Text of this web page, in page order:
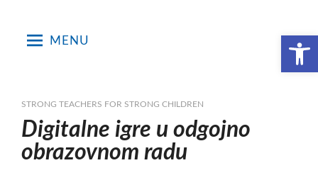
Open toolbar
MENU
STRONG TEACHERS FOR STRONG CHILDREN
Digitalne igre u odgojno
obrazovnom radu